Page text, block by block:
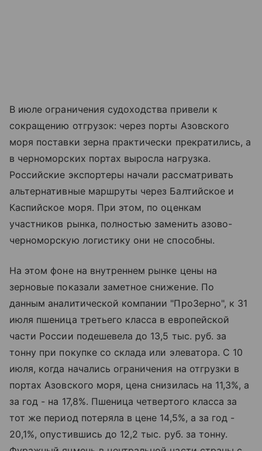
В июле ограничения судоходства привели к
сокращению отгрузок: через порты Азовского
моря поставки зерна практически прекратились, а
в черноморских портах выросла нагрузка.
Российские экспортеры начали рассматривать
альтернативные маршруты через Балтийское и
Каспийское моря. При этом, по оценкам
участников рынка, полностью заменить азово-
черноморскую логистику они не способны.
На этом фоне на внутреннем рынке цены на
зерновые показали заметное снижение. По
данным аналитической компании "ПроЗерно", к 31
июля пшеница третьего класса в европейской
части России подешевела до 13,5 тыс. руб. за
тонну при покупке со склада или элеватора. С 10
июля, когда начались ограничения на отгрузки в
портах Азовского моря, цена снизилась на 11,3%, а
за год - на 17,8%. Пшеница четвертого класса за
тот же период потеряла в цене 14,5%, а за год -
20,1%, опустившись до 12,2 тыс. руб. за тонну.